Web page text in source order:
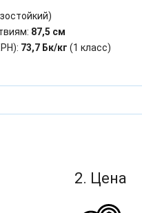
87,5 см
73,7 Бк/кг (1 класс)
2. Цена